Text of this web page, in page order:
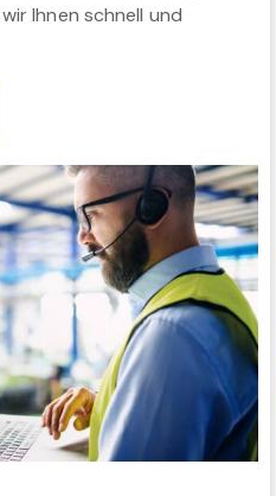
Ihnen schnell und